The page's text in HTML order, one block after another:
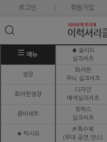
로그인 회원가입
메뉴
♠ 솔리드
실크셔츠
정장
화려한
무늬 실크셔츠
화려한정장
디자인
배색실크셔츠
콤비세트
핫픽스
실크셔츠
★ 턱시도
♬ 특수복
(무대.공연,댄스)